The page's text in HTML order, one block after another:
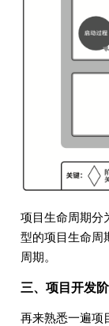
项目生命周期分
型的项目生命周
周期。
三、项目开发
再来熟悉一遍项